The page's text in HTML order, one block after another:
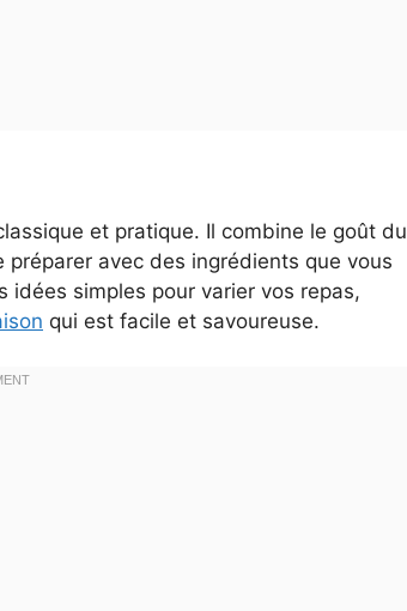
et pratique. Il combine le goût du
avec des ingrédients que vous
idées simples pour varier vos repas,
qui est facile et savoureuse.